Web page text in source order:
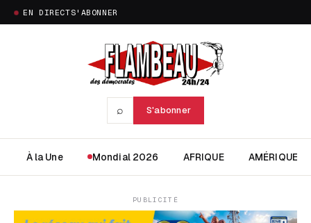
EN DIRECTS'ABONNER
⌕ S'abonner
À la Une Mondial 2026 AFRIQUE AMÉRIQUE
PUBLICITÉ